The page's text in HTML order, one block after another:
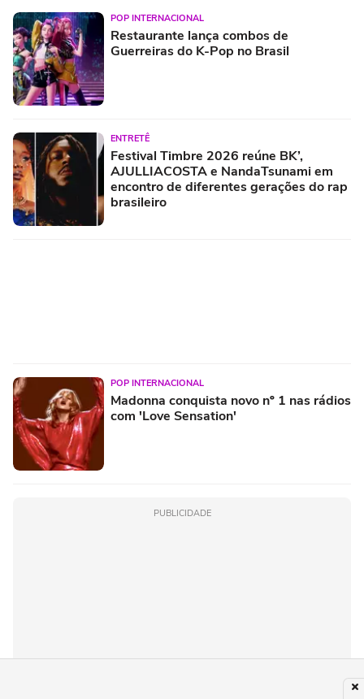
POP INTERNACIONAL
Restaurante lança combos de
Guerreiras do K-Pop no Brasil
ENTRETÊ
Festival Timbre 2026 reúne BK’,
AJULLIACOSTA e NandaTsunami em
encontro de diferentes gerações do rap
brasileiro
POP INTERNACIONAL
Madonna conquista novo nº 1 nas rádios
com 'Love Sensation'
PUBLICIDADE